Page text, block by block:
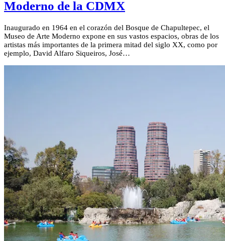
Moderno de la CDMX
Inaugurado en 1964 en el corazón del Bosque de Chapultepec, el
Museo de Arte Moderno expone en sus vastos espacios, obras de los
artistas más importantes de la primera mitad del siglo XX, como por
ejemplo, David Alfaro Siqueiros, José…